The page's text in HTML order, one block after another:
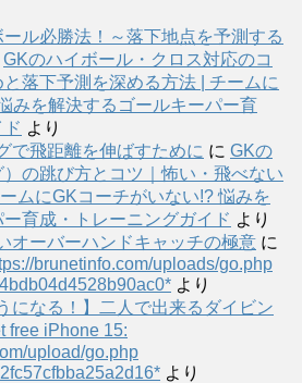
ール必勝法！～落下地点を予測する
GKのハイボール・クロス対応のコ
落下予測を深める方法 | チームに
みを解決するゴールキーパー育
より
で飛距離を伸ばすために に GKの
の跳び方とコツ｜怖い・飛べない
ムにGKコーチがいない!? 悩みを
育成・トレーニングガイド より
オーバーハンドキャッチの極意 に
brunetinfo.com/uploads/go.php
より
になる！】二人で出来るダイビン
free iPhone 15:
upload/go.php
より